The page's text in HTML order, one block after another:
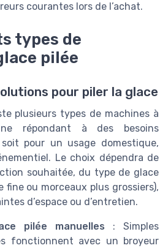
courantes lors de l’achat.
types de
pilée
pour piler la glace
plusieurs types de machines à
répondant à des besoins
pour un usage domestique,
Le choix dépendra de
souhaitée, du type de glace
fine ou morceaux plus grossiers),
d’espace ou d’entretien.
pilée manuelles : Simples
fonctionnent avec un broyeur